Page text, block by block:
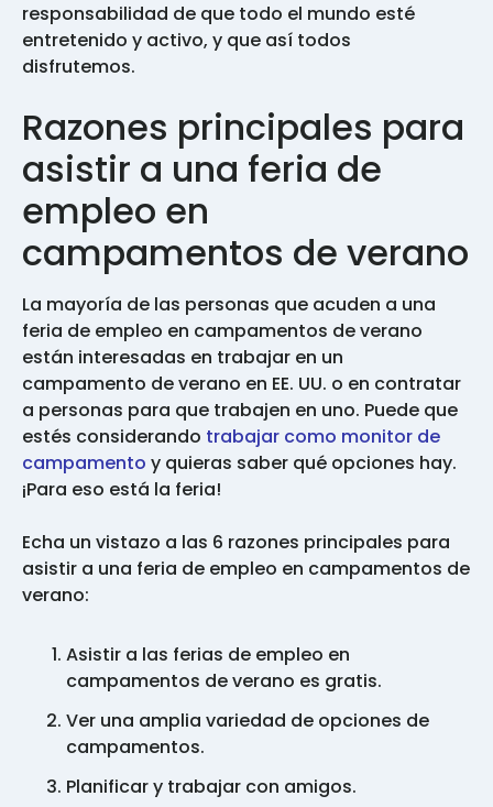
responsabilidad de que todo el mundo esté
entretenido y activo, y que así todos
disfrutemos.
Razones principales para
asistir a una feria de
empleo en
campamentos de verano
La mayoría de las personas que acuden a una
feria de empleo en campamentos de verano
están interesadas en trabajar en un
campamento de verano en EE. UU. o en contratar
a personas para que trabajen en uno. Puede que
estés considerando trabajar como monitor de
campamento y quieras saber qué opciones hay.
¡Para eso está la feria!
Echa un vistazo a las 6 razones principales para
asistir a una feria de empleo en campamentos de
verano:
Asistir a las ferias de empleo en
campamentos de verano es gratis.
Ver una amplia variedad de opciones de
campamentos.
Planificar y trabajar con amigos.